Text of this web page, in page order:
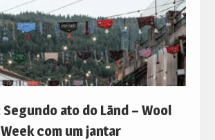
ato do Lãnd – Wool
com um jantar